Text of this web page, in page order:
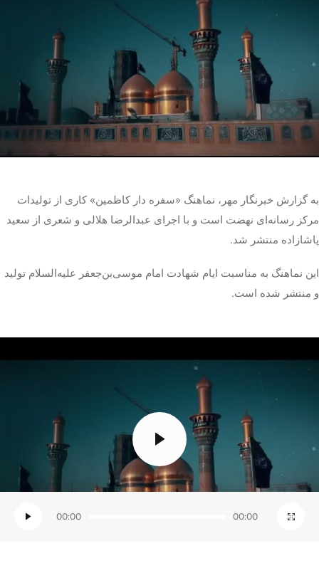
تبلیغات راه نو نیوز
آوین دیلی
تک کده
پایگاه خبری آبان
به گزارش خبرنگار مهر، نماهنگ «سفره دار کاظمین» کاری از تولیدات
مرکز رسانه‌ای نهضت است و با اجرای عبدالرضا هلالی و شعری از سعید
پاشازاده منتشر شد.
این نماهنگ به مناسبت ایام شهادت امام موسی‌بن‌جعفر علیه‌السلام تولید
و منتشر شده است.
00:00 00:00